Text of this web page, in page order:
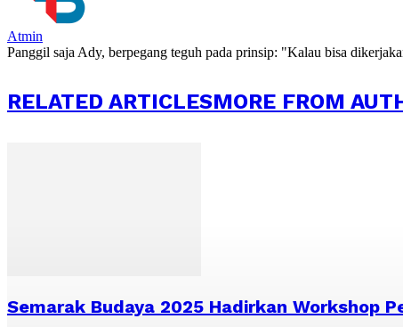
Atmin
Panggil saja Ady, berpegang teguh pada prinsip: "Kalau bisa
RELATED ARTICLESMORE FROM
Semarak Budaya 2025 Hadirkan Workshop